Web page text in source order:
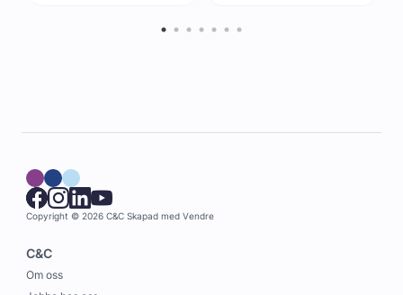
Copyright © 2026 C&C Skapad med Vendre
C&C
Om oss